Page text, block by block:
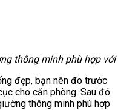
thông minh phù hợp
đẹp, bạn nên đo trước
cho căn phòng. Sau đó
thông minh phù hợp